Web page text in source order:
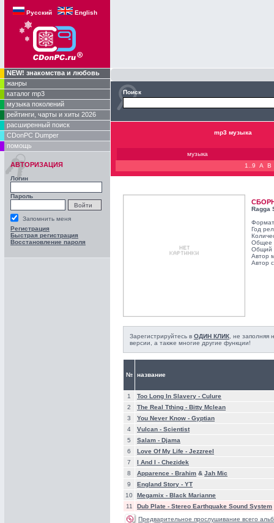
Русский English
NEW! знакомства и любовь
жанры
каталог mp3
музыка поколений
рейтинги, чарты и хиты 2026
расширенный поиск
CDonPC Dumper
помощь
АВТОРИЗАЦИЯ
Логин
Пароль
Запомнить меня
Регистрация
Быстрая регистрация
Восстановление пароля
Поиск
mp3 музыка
музыка
1..9
A B
Ragga
Год
Общее
Общий
Автор
Автор
Зарегистрируйтесь в ОДИН КЛИК , не
версии, а также многие другие функции!
№ название
1 Too Long In Slavery - Culure
2
The Real Tthing - Bitty Mclean
3
You Never Know - Gyptian
4
Vulcan - Scientist
5
Salam - Djama
6
Love Of My Life - Jezzreel
7
I And I - Chezidek
8
Apparence - Brahim & Jah Mic
9
England Story - YT
10
Megamix - Black Marianne
11
Dub Plate - Stereo Earthquake Sound System
Предварительное прослушивание всего